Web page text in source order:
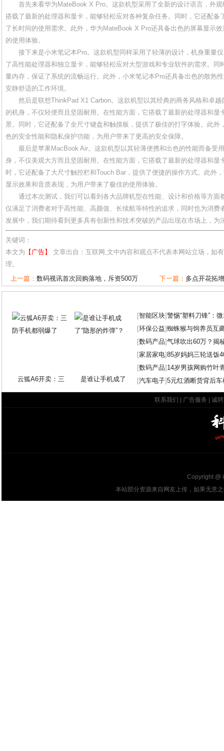
首先来看华为MateBook X Pro。这款机型采用了全新的设计语言，外
搭载了最新的处理器和显卡，能够轻松应对各种复杂任务。同时，它还配备
了长时间的使用需求。此外，华为MateBook X Pro还具备出色的屏幕显示
的使用体验。
接下来是小米笔记本Pro。这款机型同样采用了轻薄的设计，机身重量
了高性能处理器和独立显卡，能够轻松应对大型游戏和专业软件的需求。同
量内存，保证了系统的流畅运行。此外，小米笔记本Pro还具备出色的散热
安静舒适的工作环境。
然后是联想ThinkPad X1 Carbon。这款机型以其经典的商务风格和卓
的机身，不仅轻便而且坚固耐用。在性能方面，它搭载了最新的处理器和显
景。同时，它还配备了全尺寸键盘和触摸板，提供了极佳的打字体验。此外
色的安全性能和隐私保护功能，为用户带来了更高的安全保障。
最后是苹果MacBook Air。这款机型以其轻薄便携和出色的性能而备受
身，不仅美观大方而且坚固耐用。在性能方面，它搭载了最新的处理器和显
时，它还配备了大尺寸触控栏和Touch Bar，提供了便捷的操作方式。此外
显示效果和音质表现，为用户带来了极佳的使用体验。
通过本次测试，我们可以看到各大品牌机型在性能、设计和价格等方面
仅满足了消费者对于高性能、高颜值、长续航等特性的追求，同时也为消费
发展中，我们期待看到更多具有创新性和技术突破的产品出现在市场上，为
关键词：
本文为 【广告】
文章出自：互联网,文中内容和观点不代表本网站立场，如
理。
上一篇： 数码视讯首次回购落地，斥资500万 下一篇： 多点开花拓
云狐A6开卖：三 是谁让手机成了
[智能区块]警惕“塑料刀锋”：
[环保公益]蜘蛛猴与饲养员互
[数码产品]气球吹出60万？揭
[家居家电]85岁妈妈三轮送饭
[数码产品] 14岁男孩网购竹叶
[汽车电子]5元红酒断货背后
联系我们 广告服务 诚
Copyright @
本站部分资源来自网友上传，如果无意